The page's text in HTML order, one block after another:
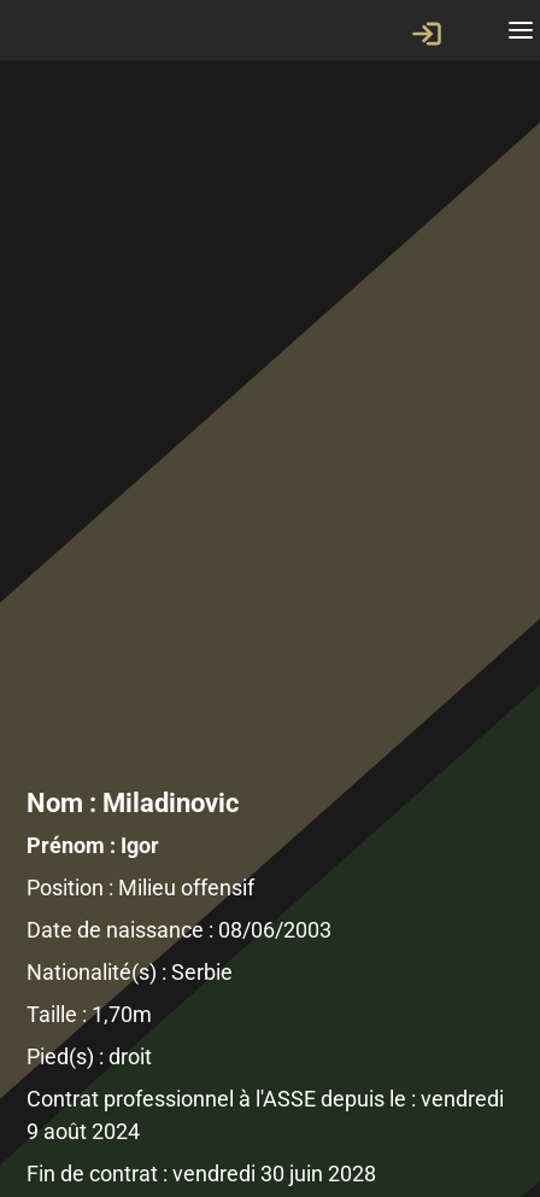
Nom : Miladinovic
Prénom : Igor
Position : Milieu offensif
Date de naissance : 08/06/2003
Nationalité(s) : Serbie
Taille : 1,70m
Pied(s) : droit
Contrat professionnel à l'ASSE depuis le : vendredi
9 août 2024
Fin de contrat : vendredi 30 juin 2028